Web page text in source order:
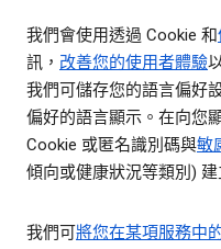
我們會使用透過 Cookie 和
訊， 改善您的使用者體驗
我們可儲存您的語言偏好
偏好的語言顯示。在向您
Cookie 或匿名識別碼與敏
傾向或健康狀況等類別) 建
我們可將您在某項服務中